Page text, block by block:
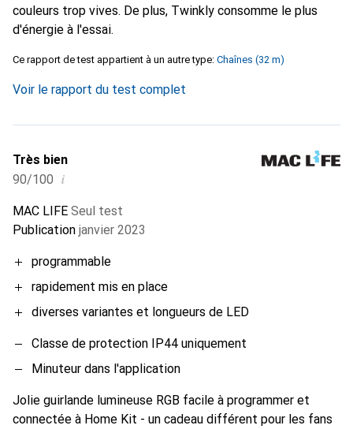
couleurs trop vives. De plus, Twinkly consomme le plus
d'énergie à l'essai.
Ce rapport de test appartient à un autre type: Chaînes (32 m)
Voir le rapport du test complet
Très bien
90/100 i
MAC LIFE Seul test
Publication janvier 2023
programmable
rapidement mis en place
diverses variantes et longueurs de LED
Classe de protection IP44 uniquement
Minuteur dans l'application
Jolie guirlande lumineuse RGB facile à programmer et
connectée à Home Kit - un cadeau différent pour les fans